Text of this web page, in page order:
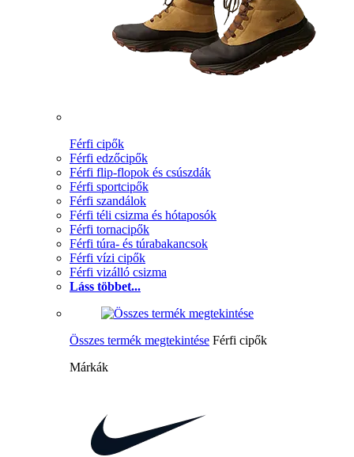
Férfi cipők
Férfi edzőcipők
Férfi flip-flopok és csúszdák
Férfi sportcipők
Férfi szandálok
Férfi téli csizma és hótaposók
Férfi tornacipők
Férfi túra- és túrabakancsok
Férfi vízi cipők
Férfi vizálló csizma
Láss többet...
Összes termék megtekintése Férfi cipők
Márkák